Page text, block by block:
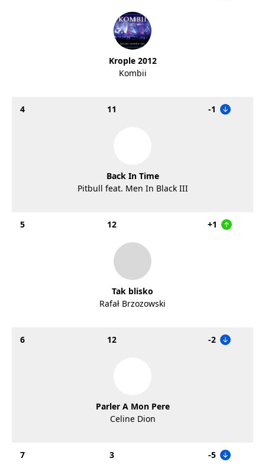
Krople 2012
Kombii
4 11 -1
Back In Time
Pitbull feat. Men In Black III
5 12 +1
Tak blisko
Rafał Brzozowski
6 12 -2
Parler A Mon Pere
Celine Dion
7 3 -5